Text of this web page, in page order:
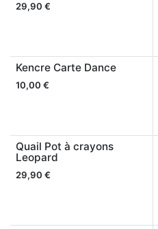
29,90 €
Kencre Carte Dance
10,00 €
Quail Pot à crayons
Leopard
29,90 €